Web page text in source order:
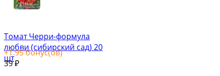
Томат Черри-формула
любви (сибирский сад) 20
шт
+1.95бонус(ов)
39₽